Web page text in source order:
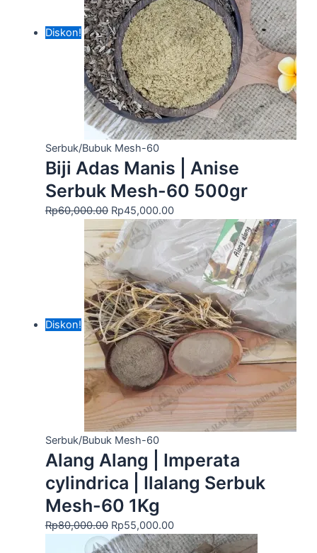
Diskon!
Serbuk/Bubuk Mesh-60
Biji Adas Manis | Anise
Serbuk Mesh-60 500gr
Rp60,000.00 Rp45,000.00
Diskon!
Serbuk/Bubuk Mesh-60
Alang Alang | Imperata
cylindrica | Ilalang Serbuk
Mesh-60 1Kg
Rp80,000.00 Rp55,000.00